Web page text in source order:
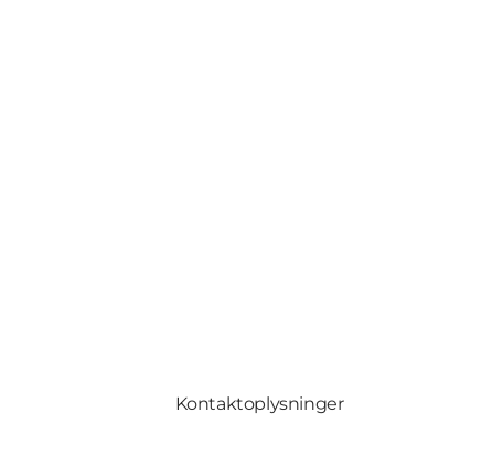
Kontaktoplysninger